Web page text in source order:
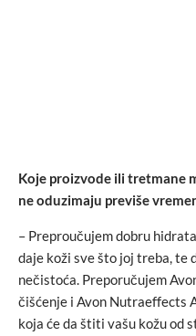
Koje proizvode ili tretmane
ne oduzimaju previše
– Preproučujem dobru
daje koži sve što joj treba, te
nečistoća. Preporučujem
čišćenje i Avon Nutraeffects
koja će da štiti vašu kožu od